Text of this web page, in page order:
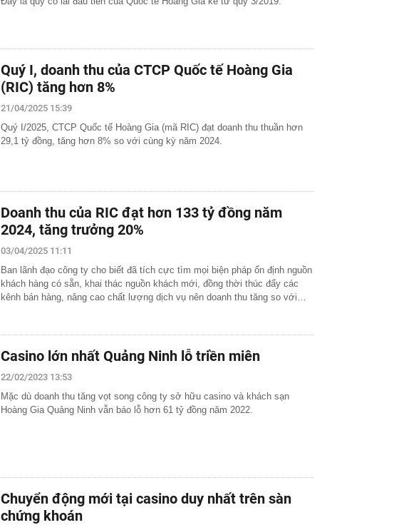
Quý I, doanh thu của CTCP Quốc tế Hoàng Gia
(RIC) tăng hơn 8%
21/04/2025 15:39
Quý I/2025, CTCP Quốc tế Hoàng Gia (mã RIC) đạt doanh thu thuần hơn
29,1 tỷ đồng, tăng hơn 8% so với cùng kỳ năm 2024.
Doanh thu của RIC đạt hơn 133 tỷ đồng năm
2024, tăng trưởng 20%
03/04/2025 11:11
Ban lãnh đạo công ty cho biết đã tích cực tìm mọi biện pháp ổn định nguồn
khách hàng có sẵn, khai thác nguồn khách mới, đồng thời thúc đẩy các
kênh bán hàng, nâng cao chất lượng dịch vụ nên doanh thu tăng so với…
Casino lớn nhất Quảng Ninh lỗ triền miên
22/02/2023 13:53
Mặc dù doanh thu tăng vọt song công ty sở hữu casino và khách sạn
Hoàng Gia Quảng Ninh vẫn báo lỗ hơn 61 tỷ đồng năm 2022.
Chuyển động mới tại casino duy nhất trên sàn
chứng khoán